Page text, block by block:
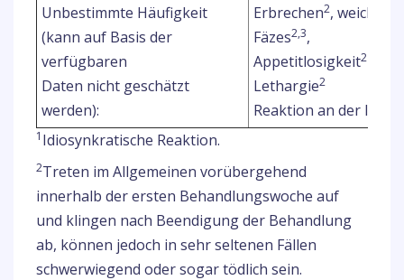
Unbestimmte Häufigkeit
(kann auf Basis der
verfügbaren
Daten nicht geschätzt
werden):
Erbrechen2, weiche
Fäzes2,3,
Appetitlosigkeit2
Lethargie2
Reaktion an der
1 Idiosynkratische Reaktion.
2Treten im Allgemeinen vorübergehend
innerhalb der ersten Behandlungswoche auf
und klingen nach Beendigung der Behandlung
ab, können jedoch in sehr seltenen Fällen
schwerwiegend oder sogar tödlich sein.